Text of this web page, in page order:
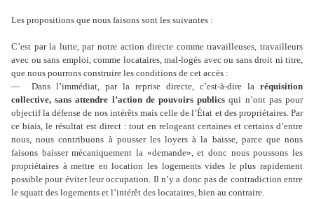
Les propositions que nous faisons sont les suivantes :
C’est par la lutte, par notre action directe comme travailleuses, travailleurs
avec ou sans emploi, comme locataires, mal-logés avec ou sans droit ni titre,
que nous pourrons construire les conditions de cet accès :
— Dans l’immédiat, par la reprise directe, c’est-à-dire la réquisition
collective, sans attendre l’action de pouvoirs publics qui n’ont pas pour
objectif la défense de nos intérêts mais celle de l’État et des propriétaires. Par
ce biais, le résultat est direct : tout en relogeant certaines et certains d’entre
nous, nous contribuons à pousser les loyers à la baisse, parce que nous
faisons baisser mécaniquement la «demande», et donc nous poussons les
propriétaires à mettre en location les logements vides le plus rapidement
possible pour éviter leur occupation. Il n’y a donc pas de contradiction entre
le squatt des logements et l’intérêt des locataires, bien au contraire.